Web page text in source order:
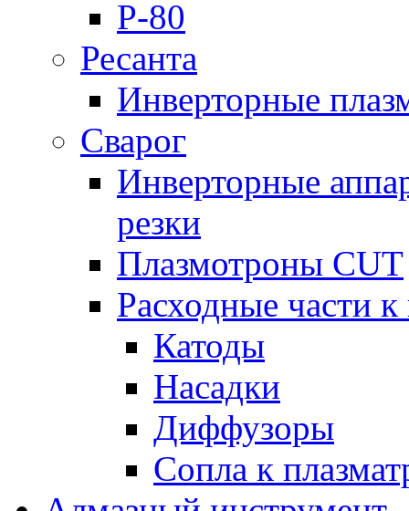
P-80
Ресанта
Инверторные
Сварог
Инверторные
резки
Плазмотроны CUT
Расходные части
Катоды
Насадки
Диффузоры
Сопла к